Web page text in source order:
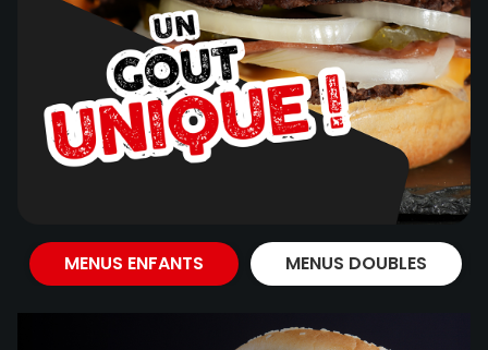
MENUS ENFANTS MENUS DOUBLES